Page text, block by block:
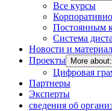
Все курсы
Постоянным
Система
Новости и
Проекты
More
Цифровая
Партнеры
Эксперты
сведения об